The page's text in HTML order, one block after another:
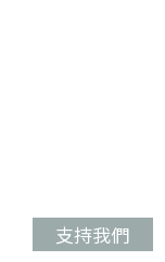
支持我們